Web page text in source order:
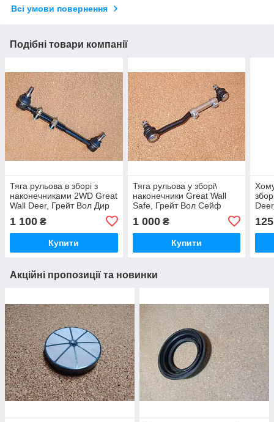
Всі умови повернення
Подібні товари компанії
Тяга рульова в зборі з
наконечниками 2WD Great
Wall Deer, Грейт Вол Дир
1 100 ₴
Купити
Тяга рульова у зборі\
наконечники Great Wall
Safe, Грейт Вол Сейф
1 000₴
Купити
125
Акційні пропозиції та новинки